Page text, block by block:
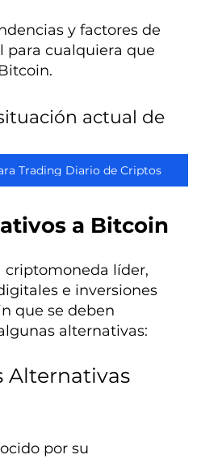
y factores de
para cualquiera que
actual de
Trading Diario de Criptos
a Bitcoin
criptomoneda líder,
e inversiones
que se deben
alternativas:
Alternativas
por su